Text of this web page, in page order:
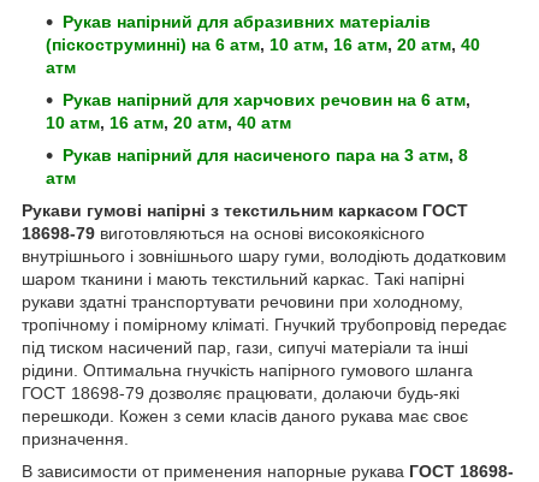
Рукав напірний для абразивних матеріалів
(піскоструминні) на 6 атм, 10 атм, 16 атм, 20 атм, 40
атм
Рукав напірний для харчових речовин на 6 атм,
10 атм, 16 атм, 20 атм, 40 атм
Рукав напірний для насиченого пара на 3 атм, 8
атм
Рукави гумові напірні з текстильним каркасом ГОСТ
18698-79 виготовляються на основі високоякісного
внутрішнього і зовнішнього шару гуми, володіють додатковим
шаром тканини і мають текстильний каркас. Такі напірні
рукави здатні транспортувати речовини при холодному,
тропічному і помірному кліматі. Гнучкий трубопровід передає
під тиском насичений пар, гази, сипучі матеріали та інші
рідини. Оптимальна гнучкість напірного гумового шланга
ГОСТ 18698-79 дозволяє працювати, долаючи будь-які
перешкоди. Кожен з семи класів даного рукава має своє
призначення.
В зависимости от применения напорные рукава ГОСТ 18698-